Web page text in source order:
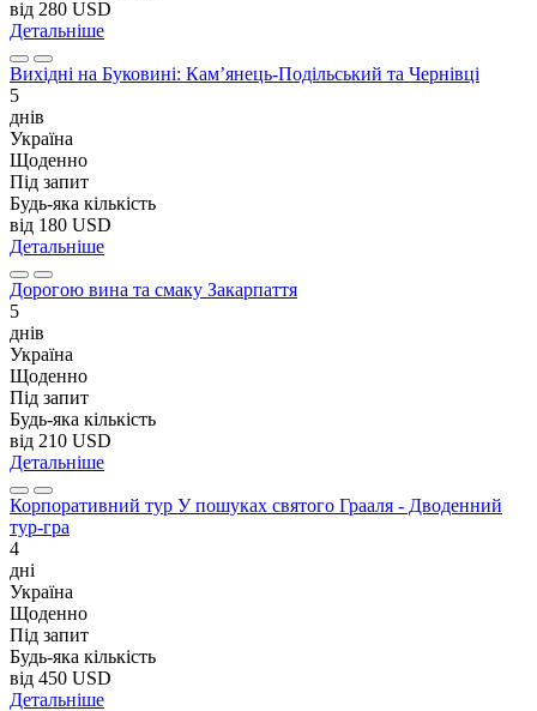
від 280 USD
Детальніше
Вихідні на Буковині: Кам’янець-Подільський та Чернівці
5
днів
Україна
Щоденно
Під запит
Будь-яка кількість
від 180 USD
Детальніше
Дорогою вина та смаку Закарпаття
5
днів
Україна
Щоденно
Під запит
Будь-яка кількість
від 210 USD
Детальніше
Корпоративний тур У пошуках святого Грааля - Дводенний
тур-гра
4
дні
Україна
Щоденно
Під запит
Будь-яка кількість
від 450 USD
Детальніше